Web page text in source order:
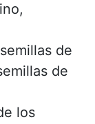
de
de
los